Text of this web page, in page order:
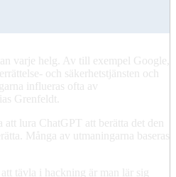
varje helg. Av till exempel Google,
och säkerhetstjänsten och
influeras ofta av
Grenfeldt.
lura ChatGPT att berätta det den
Många av utmaningarna baseras
att tävla i hackning är man lär sig